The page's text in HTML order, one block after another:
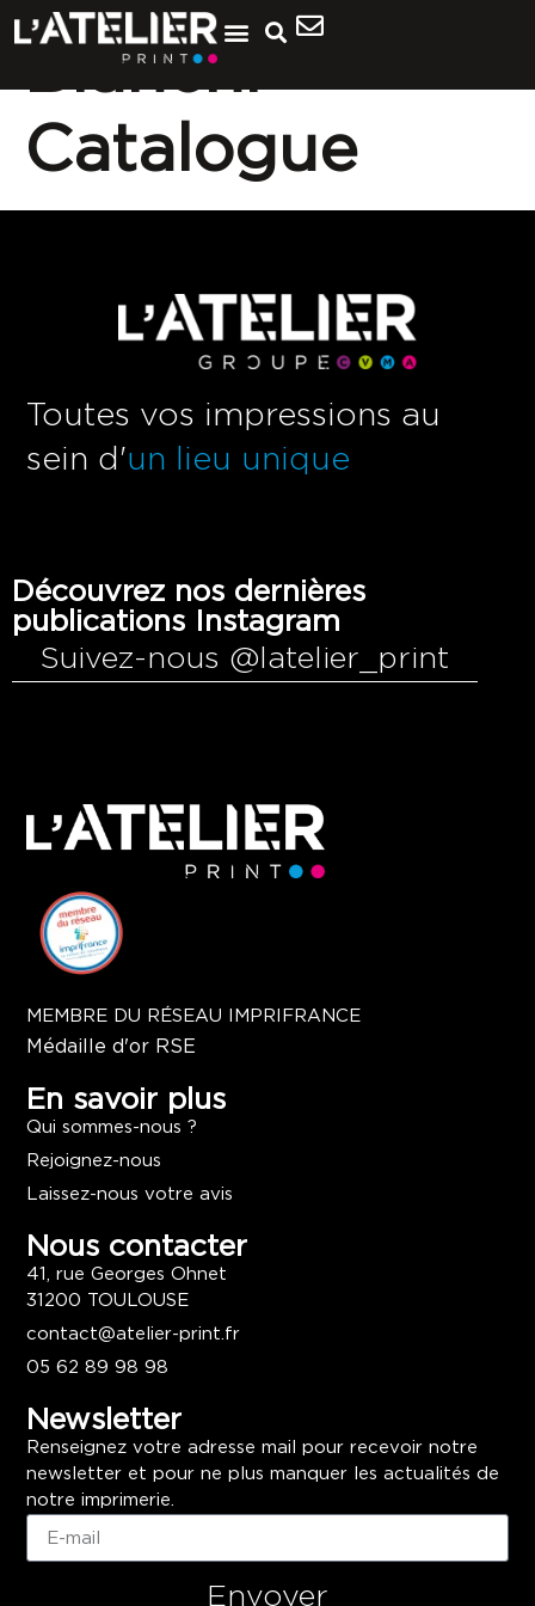
Bianchi-
Catalogue
Toutes vos impressions au
sein d'un lieu unique
Découvrez nos dernières
publications Instagram
Suivez-nous @latelier_print
MEMBRE DU RÉSEAU IMPRIFRANCE
Médaille d'or RSE
En savoir plus
Qui sommes-nous ?
Rejoignez-nous
Laissez-nous votre avis
Nous contacter
41, rue Georges Ohnet
31200 TOULOUSE
contact@atelier-print.fr
05 62 89 98 98
Newsletter
Renseignez votre adresse mail pour recevoir notre
newsletter et pour ne plus manquer les actualités de
notre imprimerie.
Envoyer